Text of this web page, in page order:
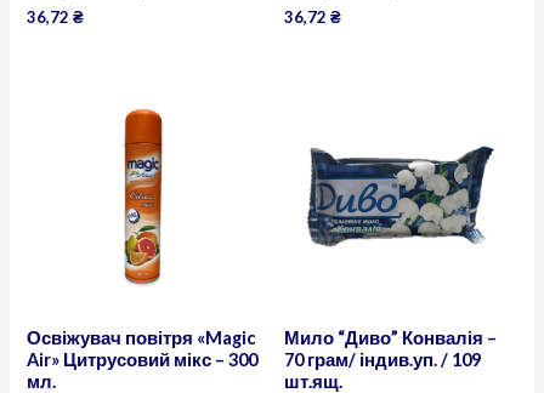
36,72₴ 36,72 ₴
Освіжувач повітря «Magic
Air» Цитрусовий мікс – 300
мл.
Мило “Диво” Конвалія –
70 грам/ індив.уп. / 109
шт.ящ.